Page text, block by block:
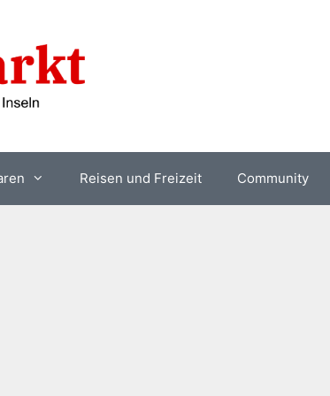
Reisen und Freizeit Community